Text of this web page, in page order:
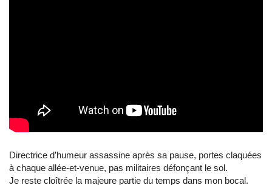
Directrice d’humeur assassine après sa pause, portes claquées
à chaque allée-et-venue, pas militaires défonçant le sol.
Je reste cloîtrée la majeure partie du temps dans mon bocal.